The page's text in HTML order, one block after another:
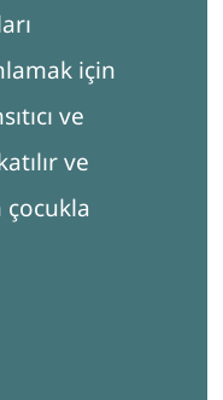
için
ve
ve
çocukla